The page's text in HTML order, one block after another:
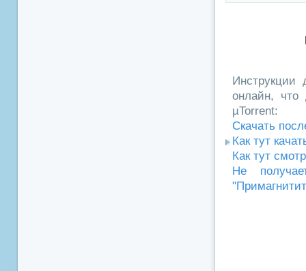
Инструкции
онлайн, что
µTorrent:
Скачать
Как тут
Как тут
Не